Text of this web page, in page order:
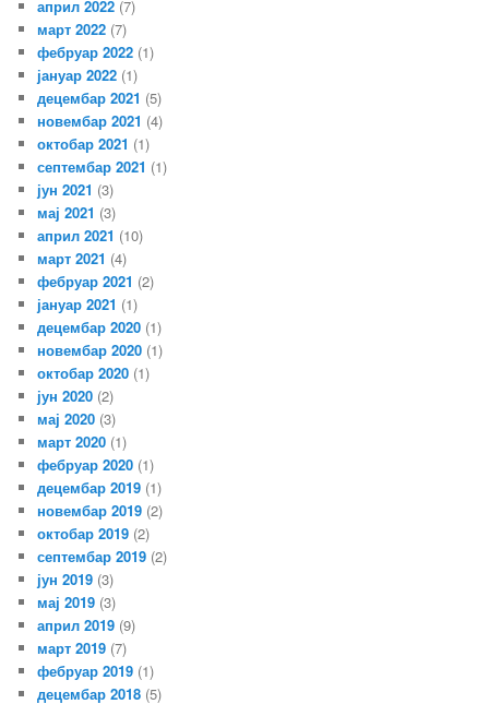
април 2022 (7)
март 2022 (7)
фебруар 2022 (1)
јануар 2022 (1)
децембар 2021 (5)
новембар 2021 (4)
октобар 2021 (1)
септембар 2021 (1)
јун 2021 (3)
мај 2021 (3)
април 2021 (10)
март 2021 (4)
фебруар 2021 (2)
јануар 2021 (1)
децембар 2020 (1)
новембар 2020 (1)
октобар 2020 (1)
јун 2020 (2)
мај 2020 (3)
март 2020 (1)
фебруар 2020 (1)
децембар 2019 (1)
новембар 2019 (2)
октобар 2019 (2)
септембар 2019 (2)
јун 2019 (3)
мај 2019 (3)
април 2019 (9)
март 2019 (7)
фебруар 2019 (1)
децембар 2018 (5)